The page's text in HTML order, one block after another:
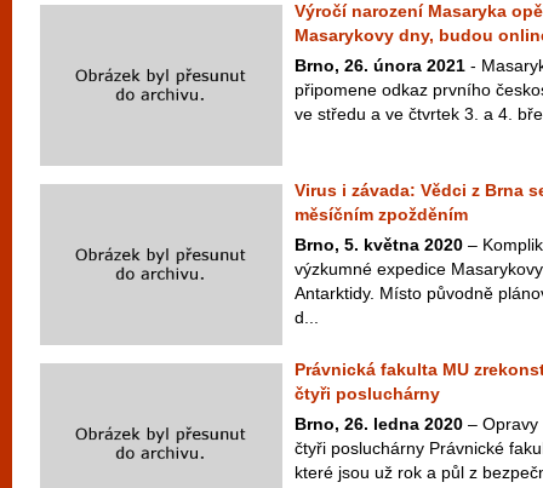
Výročí narození Masaryka
Masarykovy dny, budou
Brno, 26. února 2021 -
připomene odkaz prvního
ve středu a ve čtvrtek 3. a 4.
Virus i závada: Vědci z Brna
měsíčním zpožděním
Brno, 5. května 2020 –
výzkumné expedice
Antarktidy. Místo původně
d...
Právnická fakulta MU
čtyři posluchárny
Brno, 26. ledna 2020 – Opravy
čtyři posluchárny Právnické
které jsou už rok a půl z